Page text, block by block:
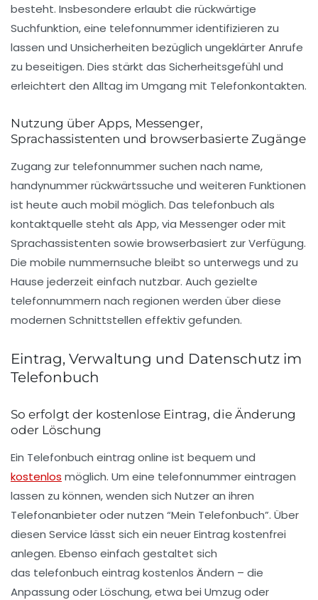
besteht. Insbesondere erlaubt die rückwärtige
Suchfunktion, eine telefonnummer identifizieren zu
lassen und Unsicherheiten bezüglich ungeklärter Anrufe
zu beseitigen. Dies stärkt das Sicherheitsgefühl und
erleichtert den Alltag im Umgang mit Telefonkontakten.
Nutzung über Apps, Messenger,
Sprachassistenten und browserbasierte Zugänge
Zugang zur telefonnummer suchen nach name,
handynummer rückwärtssuche und weiteren Funktionen
ist heute auch mobil möglich. Das telefonbuch als
kontaktquelle steht als App, via Messenger oder mit
Sprachassistenten sowie browserbasiert zur Verfügung.
Die mobile nummernsuche bleibt so unterwegs und zu
Hause jederzeit einfach nutzbar. Auch gezielte
telefonnummern nach regionen werden über diese
modernen Schnittstellen effektiv gefunden.
Eintrag, Verwaltung und Datenschutz im
Telefonbuch
So erfolgt der kostenlose Eintrag, die Änderung
oder Löschung
Ein Telefonbuch eintrag online ist bequem und
kostenlos möglich. Um eine telefonnummer eintragen
lassen zu können, wenden sich Nutzer an ihren
Telefonanbieter oder nutzen “Mein Telefonbuch”. Über
diesen Service lässt sich ein neuer Eintrag kostenfrei
anlegen. Ebenso einfach gestaltet sich
das telefonbuch eintrag kostenlos Ändern – die
Anpassung oder Löschung, etwa bei Umzug oder